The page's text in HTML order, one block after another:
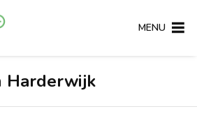
MENU
Harderwijk